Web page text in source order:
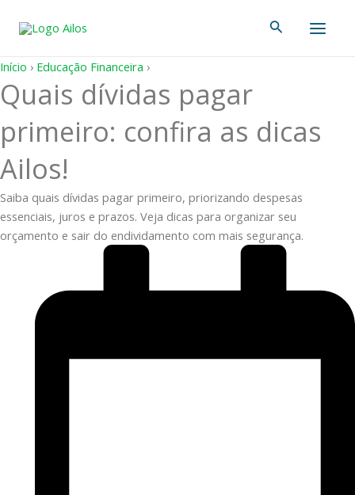
para
conteúdo
Pesquisar
Início › Educação Financeira ›
Quais dívidas pagar
primeiro: confira as dicas
Ailos!
Saiba quais dívidas pagar primeiro, priorizando despesas
essenciais, juros e prazos. Veja dicas para organizar seu
orçamento e sair do endividamento com mais segurança.